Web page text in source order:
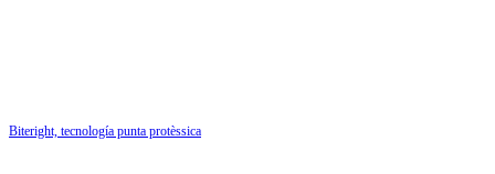
Biteright, tecnología punta protèssica